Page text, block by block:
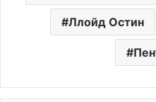
Ллойд Остин